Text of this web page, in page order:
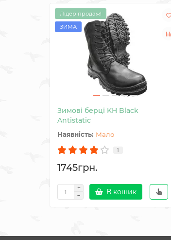
Лідер продаж!
ЗИМА
Зимові берці KH Black
Antistatic
Мало
1
1745грн.
В кошик